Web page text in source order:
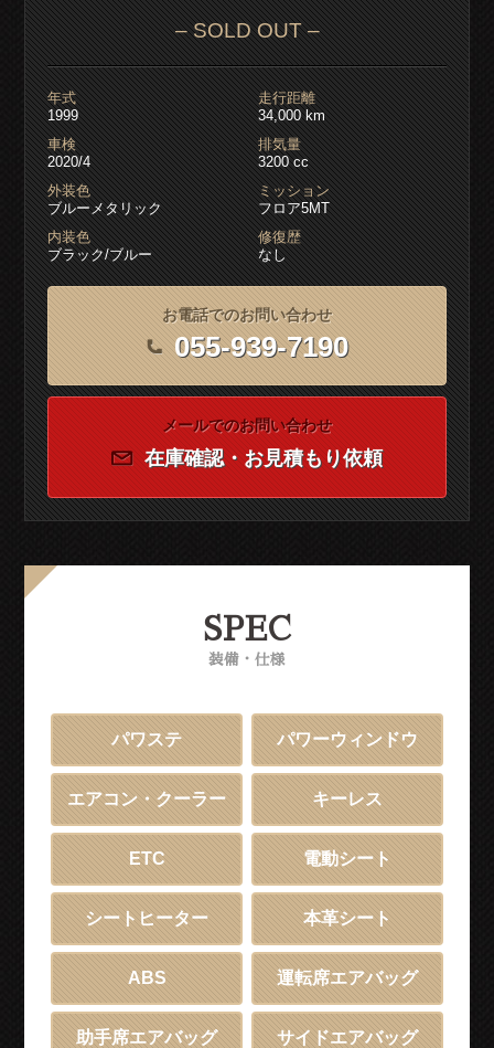
– SOLD OUT –
年式
1999
車検
2020/4
走行距離
34,000 km
排気量
3200 cc
外装色
ブルーメタリック
内装色
ブラック/ブルー
ミッション
フロア5MT
修復歴
なし
お電話でのお問い合わせ
055-939-7190
メールでのお問い合わせ
在庫確認・お見積もり依頼
SPEC
装備・仕様
パワステ パワーウィンドウ
エアコン・クーラー キーレス
ETC 電動シート
シートヒーター 本革シート
ABS 運転席エアバッグ
助手席エアバッグ サイドエアバッグ